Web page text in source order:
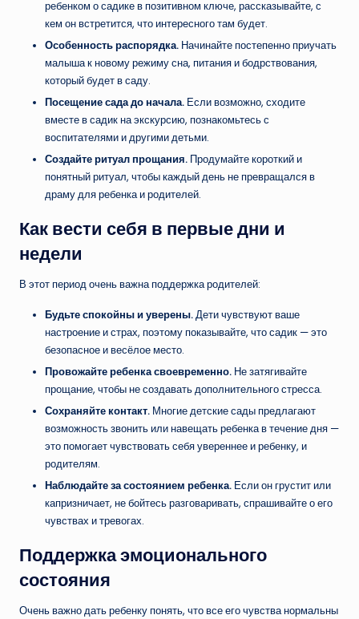
ребенком о садике в позитивном ключе, рассказывайте, с
кем он встретится, что интересного там будет.
Особенность распорядка. Начинайте постепенно приучать
малыша к новому режиму сна, питания и бодрствования,
который будет в саду.
Посещение сада до начала. Если возможно, сходите
вместе в садик на экскурсию, познакомьтесь с
воспитателями и другими детьми.
Создайте ритуал прощания. Продумайте короткий и
понятный ритуал, чтобы каждый день не превращался в
драму для ребенка и родителей.
Как вести себя в первые дни и
недели
В этот период очень важна поддержка родителей:
Будьте спокойны и уверены.Дети чувствуют ваше
настроение и страх, поэтому показывайте, что садик — это
безопасное и весёлое место.
Провожайте ребенка своевременно. Не затягивайте
прощание, чтобы не создавать дополнительного стресса.
Сохраняйте контакт. Многие детские сады предлагают
возможность звонить или навещать ребенка в течение дня —
это помогает чувствовать себя увереннее и ребенку, и
родителям.
Наблюдайте за состоянием ребенка. Если он грустит или
капризничает, не бойтесь разговаривать, спрашивайте о его
чувствах и тревогах.
Поддержка эмоционального
состояния
Очень важно дать ребенку понять, что все его чувства нормальны